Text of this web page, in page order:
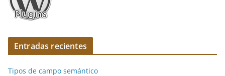
Entradas recientes
Tipos de campo semántico